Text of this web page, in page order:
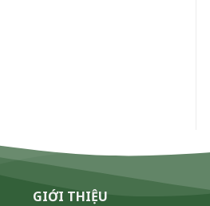
GIỚI THIỆU